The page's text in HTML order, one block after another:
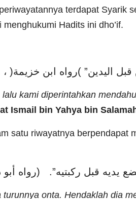
terdapat Syarik
Hadits ini dho’if.
kami diperintahkan
Ismail bin Yahya bin
satu riwayatnya berpendapat
يديه قبل ركبتيه”. (رواه
onta. Hendaklah dia